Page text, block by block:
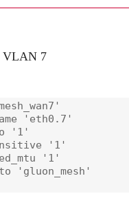
VLAN 7
'eth0.7'
'1'
'1'
'1'
'gluon_mesh'